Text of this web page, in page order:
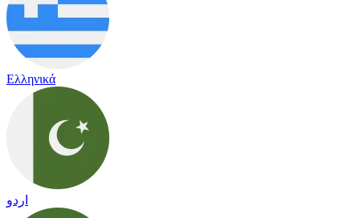
Ελληνικά
اردو